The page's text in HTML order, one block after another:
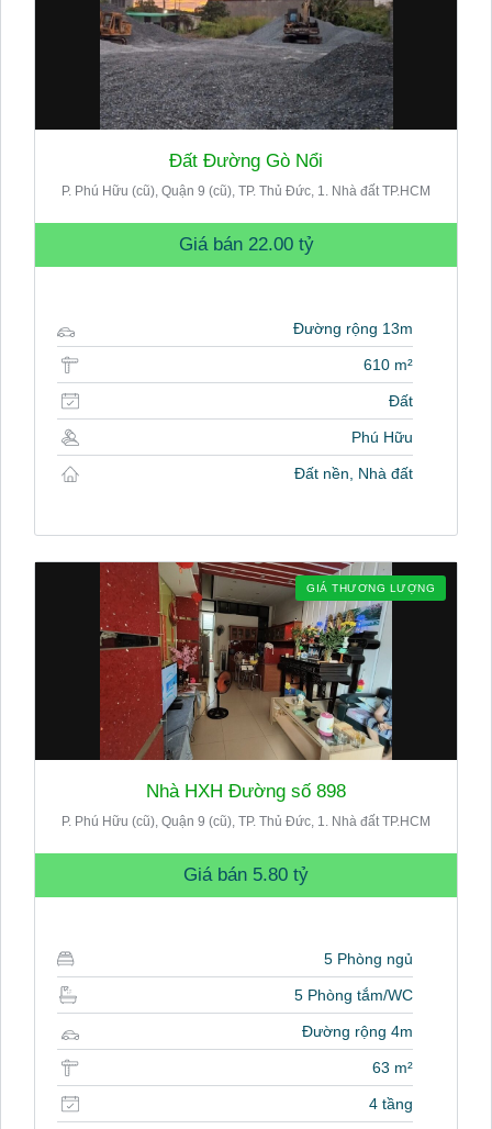
Đất Đường Gò Nổi
P. Phú Hữu (cũ), Quận 9 (cũ), TP. Thủ Đức, 1. Nhà đất TP.HCM
Giá bán 22.00 tỷ
Đường rộng 13m
610 m²
Đất
Phú Hữu
Đất nền, Nhà đất
GIÁ THƯƠNG LƯỢNG
Nhà HXH Đường số 898
P. Phú Hữu (cũ), Quận 9 (cũ), TP. Thủ Đức, 1. Nhà đất TP.HCM
Giá bán 5.80 tỷ
5 Phòng ngủ
5 Phòng tắm/WC
Đường rộng 4m
63 m²
4 tầng